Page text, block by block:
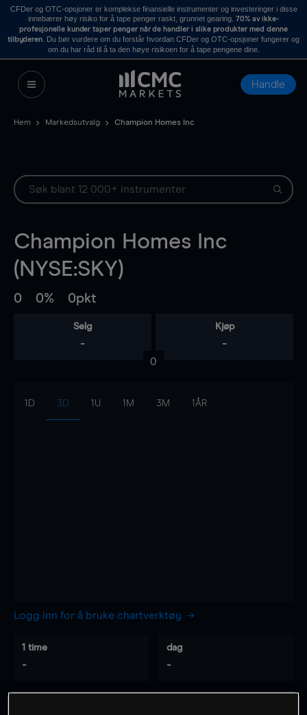
CFDer og OTC-opsjoner er komplekse finansielle instrumenter og investeringer i disse
innebærer høy risiko for å tape penger raskt, grunnet gearing. 70% av ikke-
profesjonelle kunder taper penger når de handler i slike produkter med denne
tilbyderen . Du bør vurdere om du forstår hvordan CFDer og OTC-opsjoner fungerer og
om du har råd til å ta den høye risikoen for å tape pengene dine.
Handle
Hem Markedsutvalg Champion Homes Inc
Champion Homes Inc
(NYSE:SKY)
0 0% 0pkt
Selg
-
Kjøp
-
0
1D 3D 1U 1M 3M 1ÅR
Logg inn for å bruke chartverktøy
1 time
-
dag
-